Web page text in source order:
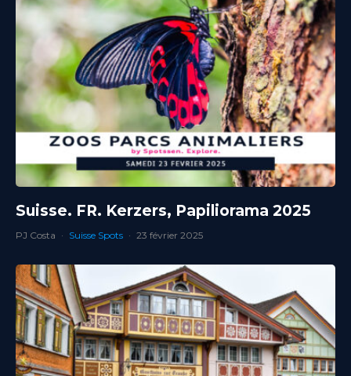
Suisse. FR. Kerzers, Papiliorama 2025
PJ Costa · Suisse Spots · 23 février 2025